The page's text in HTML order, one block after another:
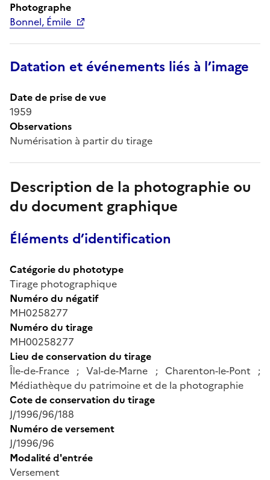
Photographe
Bonnel, Émile
Datation et événements liés à l’image
Date de prise de vue
1959
Observations
Numérisation à partir du tirage
Description de la photographie ou
du document graphique
Éléments d’identification
Catégorie du phototype
Tirage photographique
Numéro du négatif
MH0258277
Numéro du tirage
MH00258277
Lieu de conservation du tirage
Île-de-France ; Val-de-Marne ; Charenton-le-Pont ;
Médiathèque du patrimoine et de la photographie
Cote de conservation du tirage
J/1996/96/188
Numéro de versement
J/1996/96
Modalité d'entrée
Versement